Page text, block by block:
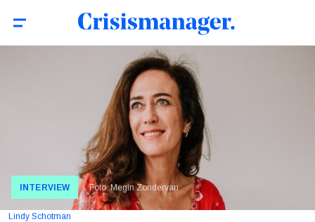
Songfestival: ‘We hadden 18 scenario's
INTERVIEW Foto: Megin Zondervan
Lindy Schotman